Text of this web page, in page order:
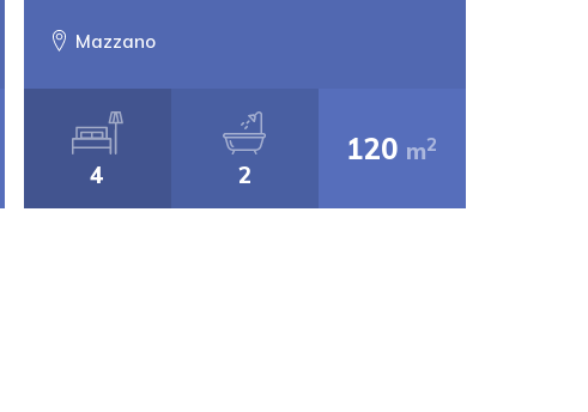
Mazzano
4 2
120 m2